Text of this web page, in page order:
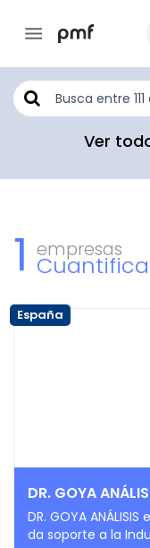
Ver
1 empresas
España
DR. GOYA
DR. GOYA
da soporte a la